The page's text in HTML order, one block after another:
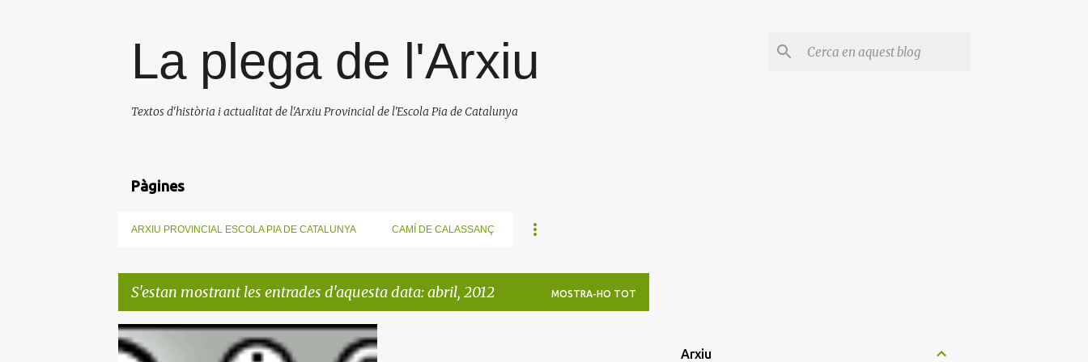
La plega de l'Arxiu
Textos d'història i actualitat de l'Arxiu Provincial de l'Escola Pia de Catalunya
Pàgines
ARXIU PROVINCIAL ESCOLA PIA DE CATALUNYA CAMÍ DE CALASSANÇ
S'estan mostrant les entrades d'aquesta data: abril, 2012 MOSTRA-HO TOT
E
ARTICLES D'HISTÒRIA JOAN FLORENSA + Arxiu